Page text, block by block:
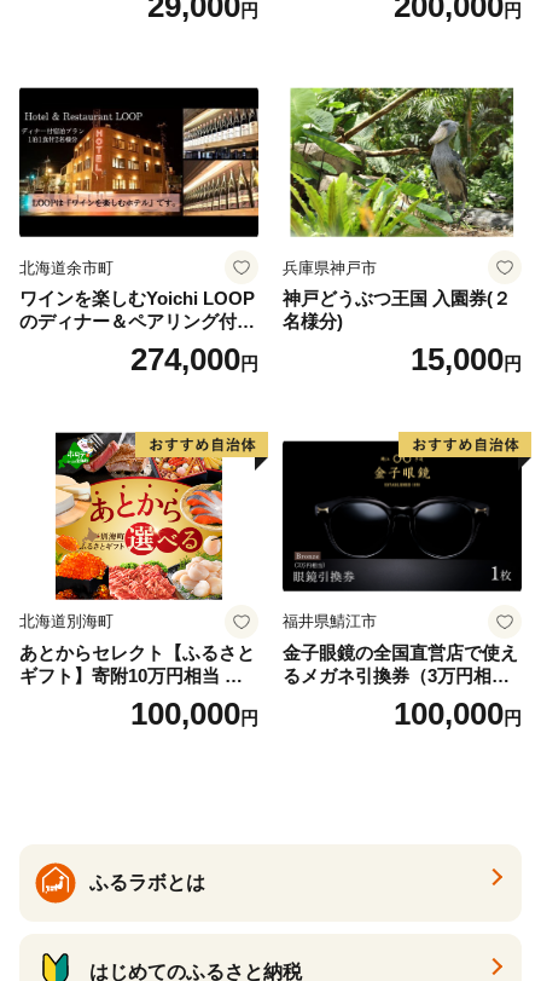
りばすぐ 石川県 小松市
円 円
北海道余市町
ワインを楽しむYoichi LOOP
のディナー＆ペアリング付宿
泊プラン＜デラックスツイン
274,000円
兵庫県神戸市
神戸どうぶつ王国 入園券(２
名様分)
15,000円
北海道別海町
あとからセレクト【ふるさと
ギフト】寄附10万円相当 あ
とから選べる！ ギフト いく
ら ほたて 海鮮 牛肉 別海町
ギフト ふるさと納税 ）
100,000円
福井県鯖江市
金子眼鏡の全国直営店で使え
るメガネ引換券（3万円相
100,000円
ふるラボとは
はじめてのふるさと納税